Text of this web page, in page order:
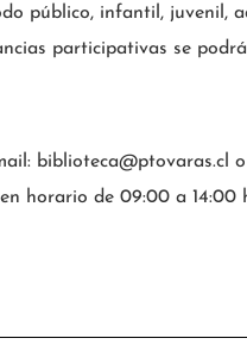
público, infantil, juvenil,
participativas se
biblioteca@ptovaras.cl
horario de 09:00 a 14:00